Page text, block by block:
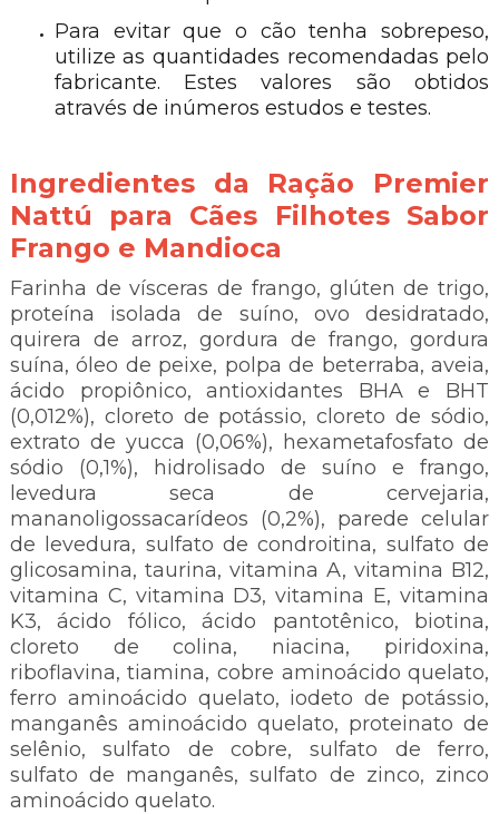
Para evitar que o cão tenha sobrepeso,
utilize as quantidades recomendadas pelo
fabricante. Estes valores são obtidos
através de inúmeros estudos e testes.
Ingredientes da Ração Premier
Nattú para Cães Filhotes Sabor
Frango e Mandioca
Farinha de vísceras de frango, glúten de trigo,
proteína isolada de suíno, ovo desidratado,
quirera de arroz, gordura de frango, gordura
suína, óleo de peixe, polpa de beterraba, aveia,
cido propiônico, antioxidantes BHA e BHT
(0,012%), cloreto de potássio, cloreto de sódio,
extrato de yucca (0,06%), hexametafosfato de
sódio (0,1%), hidrolisado de suíno e frango,
levedura seca de cervejaria,
mananoligossacarídeos (0,2%), parede celular
de levedura, sulfato de condroitina, sulfato de
glicosamina, taurina, vitamina A, vitamina B12,
vitamina C, vitamina D3, vitamina E, vitamina
K3, ácido fólico, ácido pantotênico, biotina,
cloreto de colina, niacina, piridoxina,
riboflavina, tiamina, cobre aminoácido quelato,
ferro aminoácido quelato, iodeto de potássio,
manganês aminoácido quelato, proteinato de
selênio, sulfato de cobre, sulfato de ferro,
sulfato de manganês, sulfato de zinco, zinco
aminoácido quelato.